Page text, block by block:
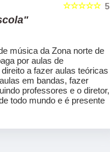
5
☆☆☆☆☆
música da Zona norte de
por aulas de
a fazer aulas teóricas
em bandas, fazer
professores e o diretor,
todo mundo e é presente